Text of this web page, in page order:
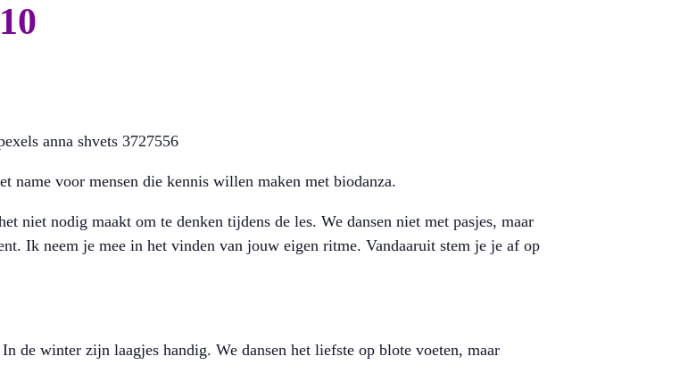
name voor mensen die kennis willen maken met biodanza.
niet nodig maakt om te denken tijdens de les. We dansen niet met pasjes, maar
Ik neem je mee in het vinden van jouw eigen ritme. Vandaaruit stem je je af op
de winter zijn laagjes handig. We dansen het liefste op blote voeten, maar